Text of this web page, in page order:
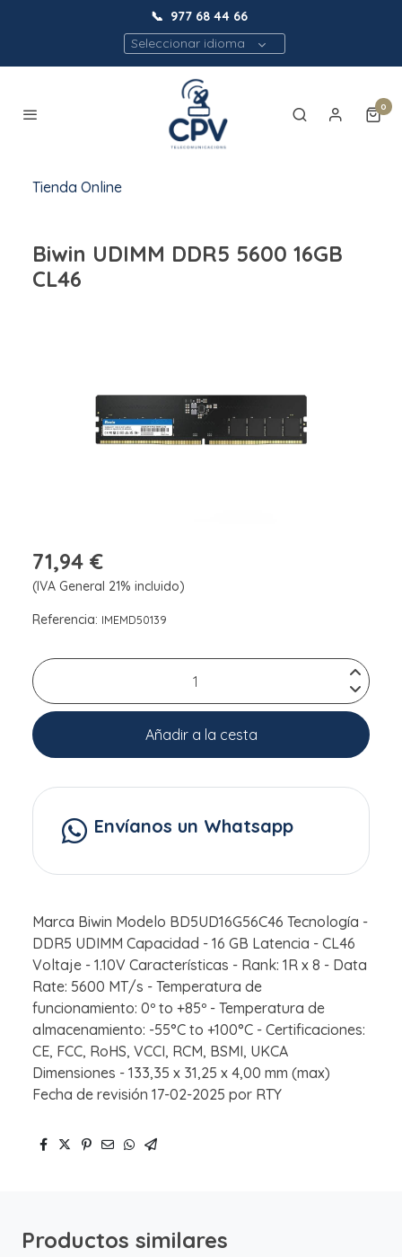
📞 977 68 44 66
Seleccionar idioma
0
Tienda Online
Biwin UDIMM DDR5 5600 16GB
CL46
71,94 €
(IVA General 21% incluido)
Referencia: IMEMD50139
Añadir a la cesta
Envíanos un Whatsapp
Marca Biwin Modelo BD5UD16G56C46 Tecnología -
DDR5 UDIMM Capacidad - 16 GB Latencia - CL46
Voltaje - 1.10V Características - Rank: 1R x 8 - Data
Rate: 5600 MT/s - Temperatura de
funcionamiento: 0º to +85º - Temperatura de
almacenamiento: -55°C to +100°C - Certificaciones:
CE, FCC, RoHS, VCCI, RCM, BSMI, UKCA
Dimensiones - 133,35 x 31,25 x 4,00 mm (max)
Fecha de revisión 17-02-2025 por RTY
Productos similares